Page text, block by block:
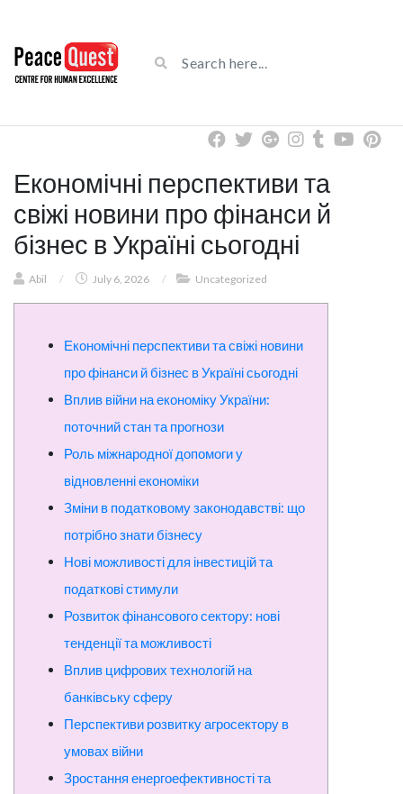
Економічні перспективи та
свіжі новини про фінанси й
бізнес в Україні сьогодні
Abil / July 6, 2026 / Uncategorized
Економічні перспективи та свіжі новини
про фінанси й бізнес в Україні сьогодні
Вплив війни на економіку України:
поточний стан та прогнози
Роль міжнародної допомоги у
відновленні економіки
Зміни в податковому законодавстві: що
потрібно знати бізнесу
Нові можливості для інвестицій та
податкові стимули
Розвиток фінансового сектору: нові
тенденції та можливості
Вплив цифрових технологій на
банківську сферу
Перспективи розвитку агросектору в
умовах війни
Зростання енергоефективності та